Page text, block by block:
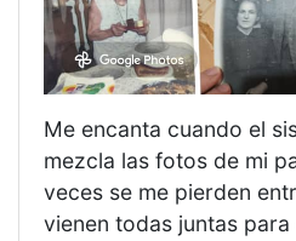
Me encanta cuando el
mezcla las fotos de mi
veces se me pierden
vienen todas juntas